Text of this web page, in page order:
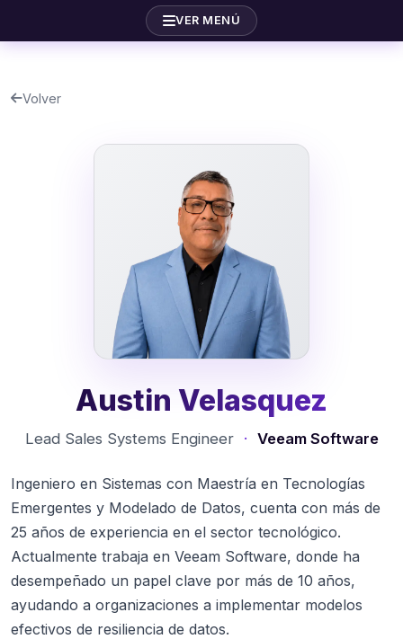
VER MENÚ
Volver
Austin Velasquez
Lead Sales Systems Engineer · Veeam Software
Ingeniero en Sistemas con Maestría en Tecnologías
Emergentes y Modelado de Datos, cuenta con más de
25 años de experiencia en el sector tecnológico.
Actualmente trabaja en Veeam Software, donde ha
desempeñado un papel clave por más de 10 años,
ayudando a organizaciones a implementar modelos
efectivos de resiliencia de datos.